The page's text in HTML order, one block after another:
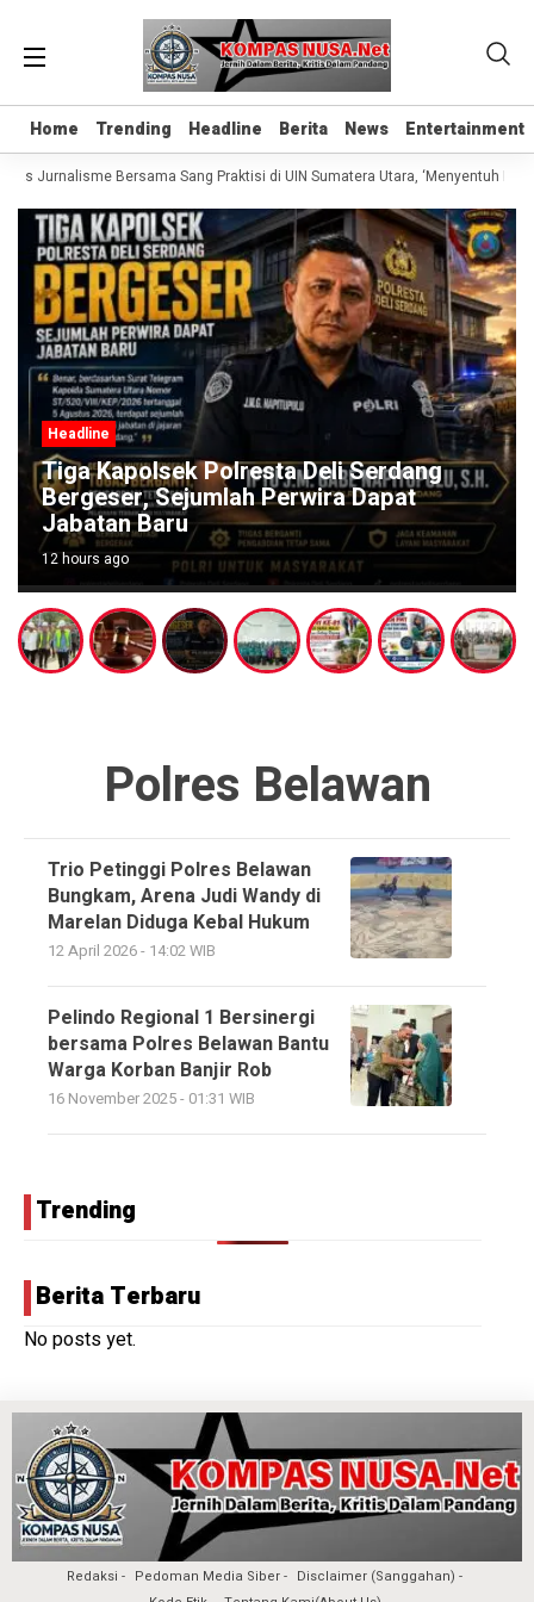
Home Trending Headline Berita News Entertainment
Home Trending Headline Berita News Entertainment
Jurnalisme Bersama Sang Praktisi di UIN Sumatera Utara, ‘Menyentuh Hati
Headline
Tiga Kapolsek Polresta Deli Serdang
Bergeser, Sejumlah Perwira Dapat
Jabatan Baru
12 hours ago
Polres Belawan
Trio Petinggi Polres Belawan
Bungkam, Arena Judi Wandy di
Marelan Diduga Kebal Hukum
12 April 2026 - 14:02 WIB
Pelindo Regional 1 Bersinergi
bersama Polres Belawan Bantu
Warga Korban Banjir Rob
16 November 2025 - 01:31 WIB
Trending
Berita Terbaru
No posts yet.
Redaksi Pedoman Media Siber
Disclaimer (Sanggahan)